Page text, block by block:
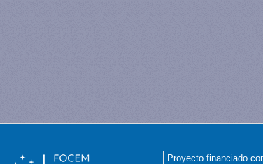
Proyecto financiado